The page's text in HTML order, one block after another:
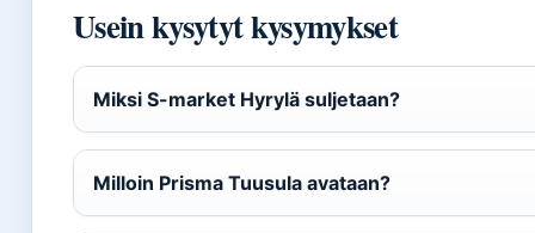
Usein kysytyt kysymykset
Miksi S-market Hyrylä suljetaan?
Milloin Prisma Tuusula avataan?